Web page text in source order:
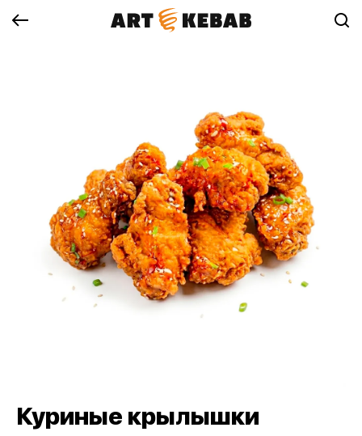
Куриные крылышки